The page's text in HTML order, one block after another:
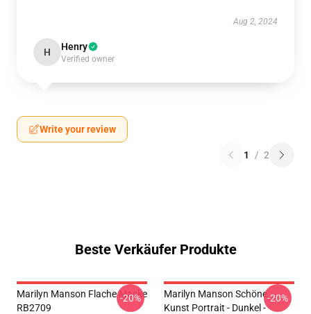
Aug 2, 2024
H Henry
Verified owner
Write your review
1 / 2
Beste Verkäufer Produkte
Marilyn Manson Flache Maske
RB2709
-20%
Marilyn Manson Schöne
Kunst Portrait - Dunkel -
-20%